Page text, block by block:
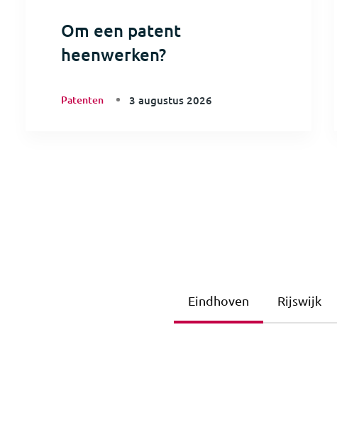
Om een patent
heenwerken?
Patenten 3 augustus 2026
Eindhoven Rijswijk